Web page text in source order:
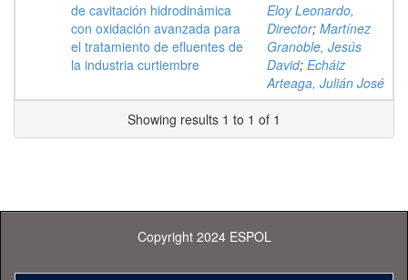
de cavitación hidrodinámica
con oxidación avanzada para
el tratamiento de efluentes de
la industria curtiembre
Eloy Leonardo,
Director; Martínez
Granoble, Jesús
David; Echáiz
Arteaga, Julián José
Showing results 1 to 1 of 1
Copyright 2024 ESPOL